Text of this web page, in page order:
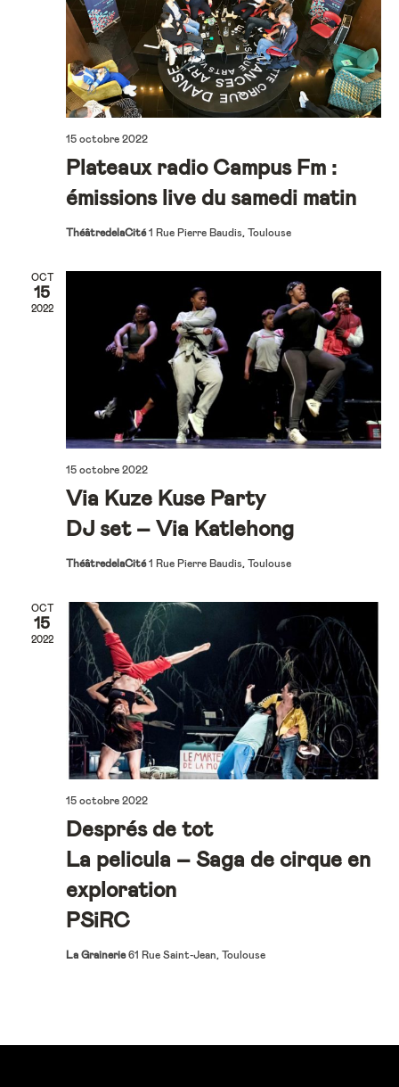
15 octobre 2022
Plateaux radio Campus Fm :
émissions live du samedi matin
ThéâtredelaCité1 Rue Pierre Baudis, Toulouse
OCT
15
2022
15 octobre 2022
Via Kuze Kuse Party
DJ set – Via Katlehong
ThéâtredelaCité1 Rue Pierre Baudis, Toulouse
OCT
15
2022
15 octobre 2022
Després de tot
La pelicula – Saga de cirque en
exploration
PSiRC
La Grainerie61 Rue Saint-Jean, Toulouse